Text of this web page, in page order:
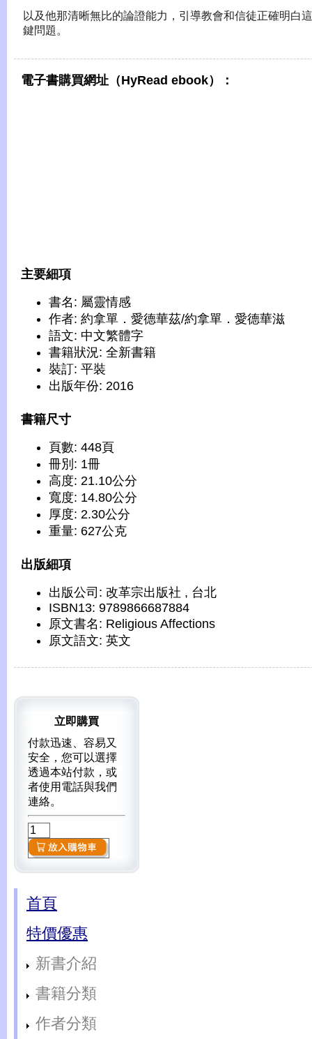
以及他那清晰無比的論證能力，引導教會和信徒正確明白
鍵問題。
電子書購買網址（HyRead ebook）：
主要細項
書名: 屬靈情感
作者: 約拿單．愛德華茲/約拿單．愛德華滋
語文: 中文繁體字
書籍狀況: 全新書籍
裝訂: 平裝
出版年份: 2016
書籍尺寸
頁數: 448頁
冊別: 1冊
高度: 21.10公分
寬度: 14.80公分
厚度: 2.30公分
重量: 627公克
出版細項
出版公司: 改革宗出版社 , 台北
ISBN13: 9789866687884
原文書名: Religious Affections
原文語文: 英文
立即購買
付款迅速、容易又
安全，您可以選擇
透過本站付款，或
者使用電話與我們
連絡。
首頁
特價優惠
新書介紹
書籍分類
作者分類